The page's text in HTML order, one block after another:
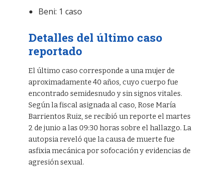
Beni: 1 caso
Detalles del último caso
reportado
El último caso corresponde a una mujer de
aproximadamente 40 años, cuyo cuerpo fue
encontrado semidesnudo y sin signos vitales.
Según la fiscal asignada al caso, Rose María
Barrientos Ruiz, se recibió un reporte el martes
2 de junio a las 09:30 horas sobre el hallazgo. La
autopsia reveló que la causa de muerte fue
asfixia mecánica por sofocación y evidencias de
agresión sexual.